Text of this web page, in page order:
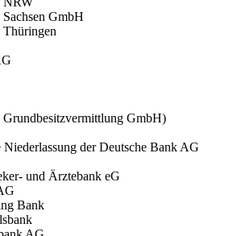
GmbH
Thüringen
GmbH)
der Deutsche Bank AG
und Ärztebank eG
Bank